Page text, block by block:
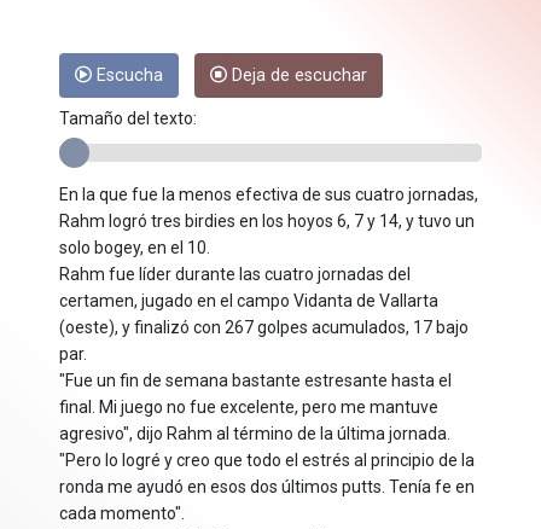
Escucha Deja de escuchar
Tamaño del texto:
En la que fue la menos efectiva de sus cuatro jornadas,
Rahm logró tres birdies en los hoyos 6, 7 y 14, y tuvo un
solo bogey, en el 10.
Rahm fue líder durante las cuatro jornadas del
certamen, jugado en el campo Vidanta de Vallarta
(oeste), y finalizó con 267 golpes acumulados, 17 bajo
par.
"Fue un fin de semana bastante estresante hasta el
final. Mi juego no fue excelente, pero me mantuve
agresivo", dijo Rahm al término de la última jornada.
"Pero lo logré y creo que todo el estrés al principio de la
ronda me ayudó en esos dos últimos putts. Tenía fe en
cada momento".